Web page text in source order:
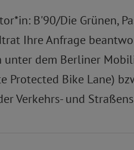
B'90/Die Grünen,
Ihre Anfrage
unter dem Berliner
Protected Bike Lane)
Verkehrs- und